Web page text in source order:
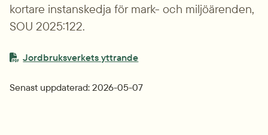
kortare instanskedja för mark- och miljöärenden,
SOU 2025:122.
PDF-fil.
Jordbruksverkets yttrandepdf, 110.2 kB.
Senast uppdaterad: 2026-05-07